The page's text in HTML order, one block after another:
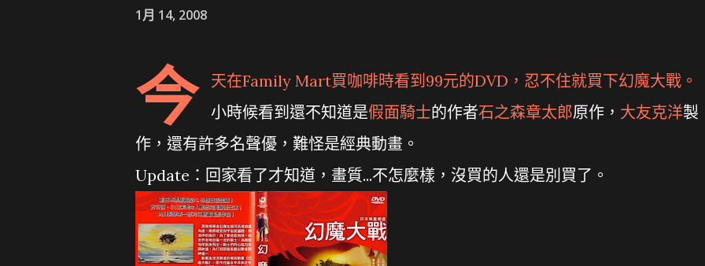
1月 14, 2008
今 天在Family Mart買咖啡時看到99元的DVD，忍不住就買下幻魔大戰 。
小時候看到還不知道是假面騎士的作者石之森章太郎原作， 大友克洋製
作，還有許多名聲優，難怪是經典動畫。
Update：回家看了才知道，畫質...不怎麼樣，沒買的人還是別買了。